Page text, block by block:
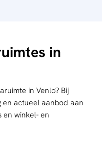
in
in Venlo? Bij
en actueel aanbod aan
en winkel- en